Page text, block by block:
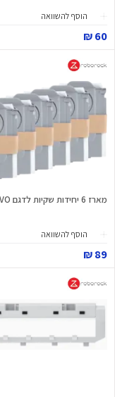
הוסף להשוואה
60 ₪
מארז 6 יחידות שקיות לדגם Q REVO
הוסף להשוואה
89 ₪